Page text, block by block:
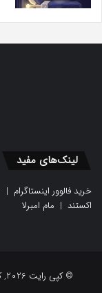
لینک‌های مفید
خرید فالوور اینستاگرام |
اکستند | مام امبرلا
© کپی رایت 2026, کلیه حقوق محفوظ است |